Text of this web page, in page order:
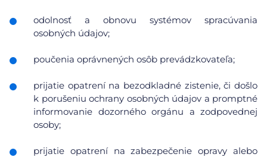
odolnosť a obnovu systémov spracúvania
osobných údajov;
poučenia oprávnených osôb prevádzkovateľa;
prijatie opatrení na bezodkladné zistenie, či došlo
k porušeniu ochrany osobných údajov a promptné
informovanie dozorného orgánu a zodpovednej
osoby;
prijatie opatrení na zabezpečenie opravy alebo